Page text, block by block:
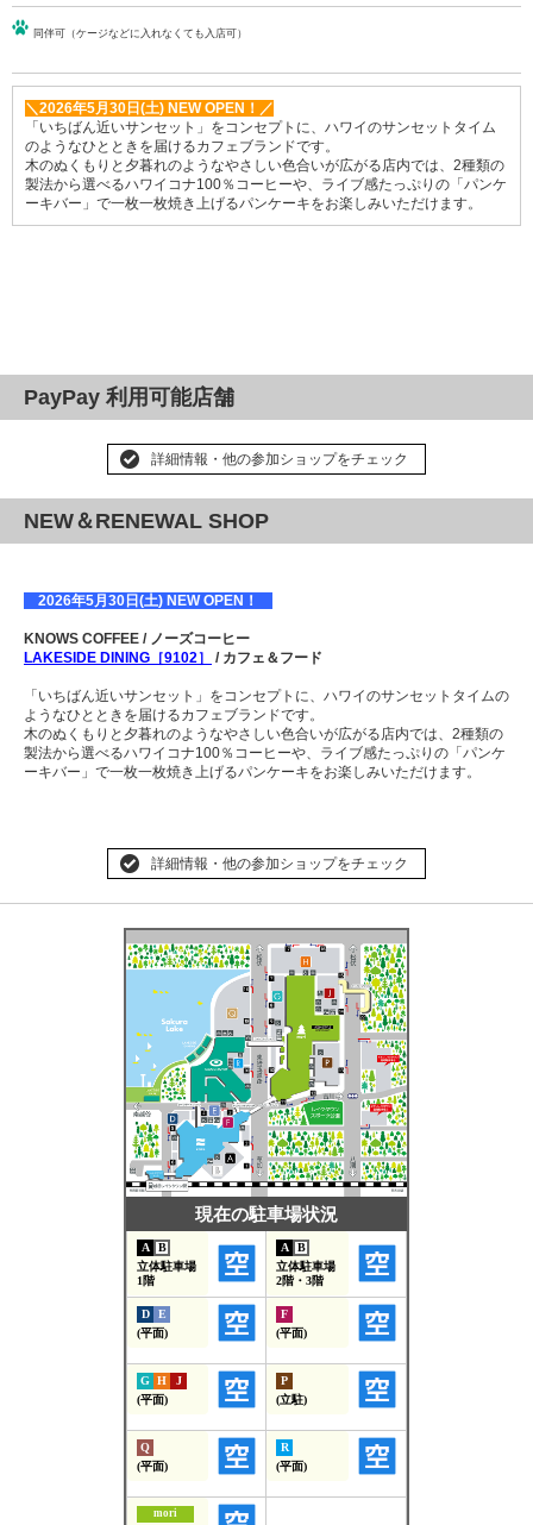
同伴可（ケージなどに入れなくても入店可）
＼2026年5月30日(土) NEW OPEN！／
「いちばん近いサンセット」をコンセプトに、ハワイのサンセットタイム
のようなひとときを届けるカフェブランドです。
木のぬくもりと夕暮れのようなやさしい色合いが広がる店内では、2種類の
製法から選べるハワイコナ100％コーヒーや、ライブ感たっぷりの「パンケ
ーキバー」で一枚一枚焼き上げるパンケーキをお楽しみいただけます。
PayPay 利用可能店舗
詳細情報・他の参加ショップをチェック
NEW＆RENEWAL SHOP
2026年5月30日(土) NEW OPEN！
KNOWS COFFEE / ノーズコーヒー
LAKESIDE DINING［9102］ / カフェ＆フード
「いちばん近いサンセット」をコンセプトに、ハワイのサンセットタイムの
ようなひとときを届けるカフェブランドです。
木のぬくもりと夕暮れのようなやさしい色合いが広がる店内では、2種類の
製法から選べるハワイコナ100％コーヒーや、ライブ感たっぷりの「パンケ
ーキバー」で一枚一枚焼き上げるパンケーキをお楽しみいただけます。
詳細情報・他の参加ショップをチェック